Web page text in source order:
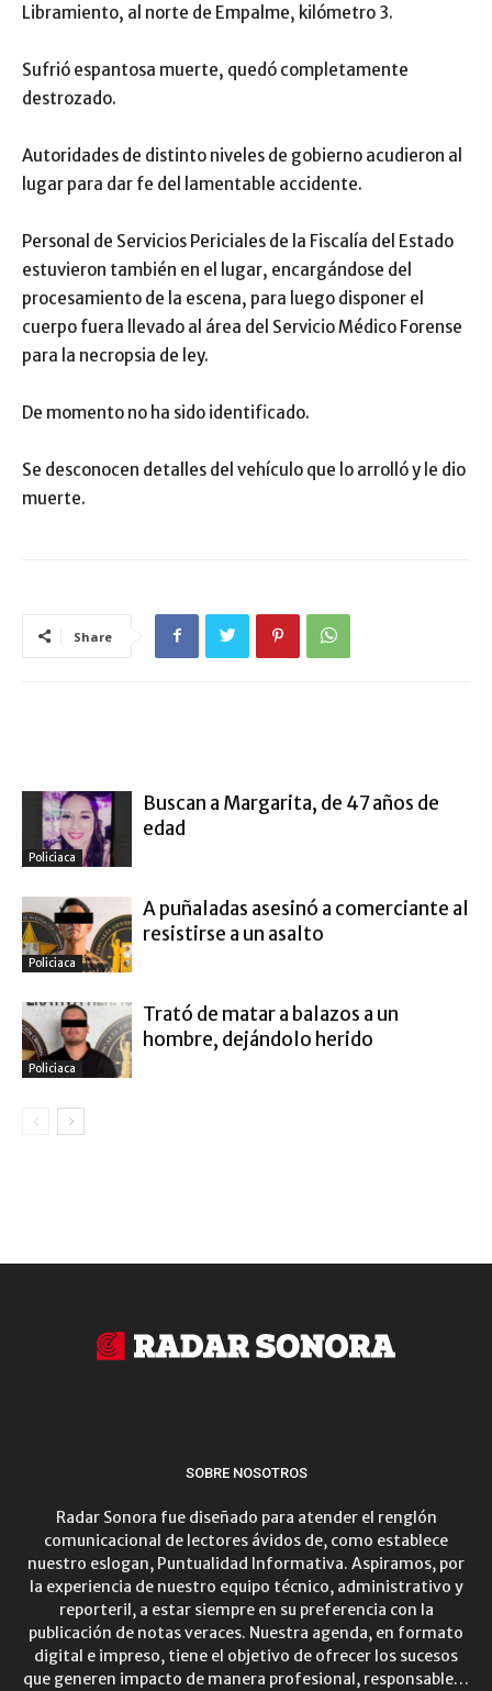
Libramiento, al norte de Empalme, kilómetro 3.
Sufrió espantosa muerte, quedó completamente
destrozado.
Autoridades de distinto niveles de gobierno acudieron al
lugar para dar fe del lamentable accidente.
Personal de Servicios Periciales de la Fiscalía del Estado
estuvieron también en el lugar, encargándose del
procesamiento de la escena, para luego disponer el
cuerpo fuera llevado al área del Servicio Médico Forense
para la necropsia de ley.
De momento no ha sido identificado.
Se desconocen detalles del vehículo que lo arrolló y le dio
muerte.
Share
Policiaca
Buscan a Margarita, de 47 años de
edad
Policiaca
A puñaladas asesinó a comerciante al
resistirse a un asalto
Policiaca
Trató de matar a balazos a un
hombre, dejándolo herido
SOBRE NOSOTROS
Radar Sonora fue diseñado para atender el renglón
comunicacional de lectores ávidos de, como establece
nuestro eslogan, Puntualidad Informativa. Aspiramos, por
la experiencia de nuestro equipo técnico, administrativo y
reporteril, a estar siempre en su preferencia con la
publicación de notas veraces. Nuestra agenda, en formato
digital e impreso, tiene el objetivo de ofrecer los sucesos
que generen impacto de manera profesional, responsable…